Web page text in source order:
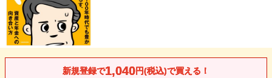
新規登録で1,040円(税込)で買える！